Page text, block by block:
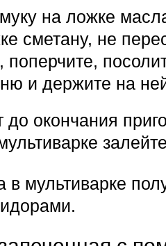
на ложке
сметану, не
и держите на
до окончания
в мультиварке